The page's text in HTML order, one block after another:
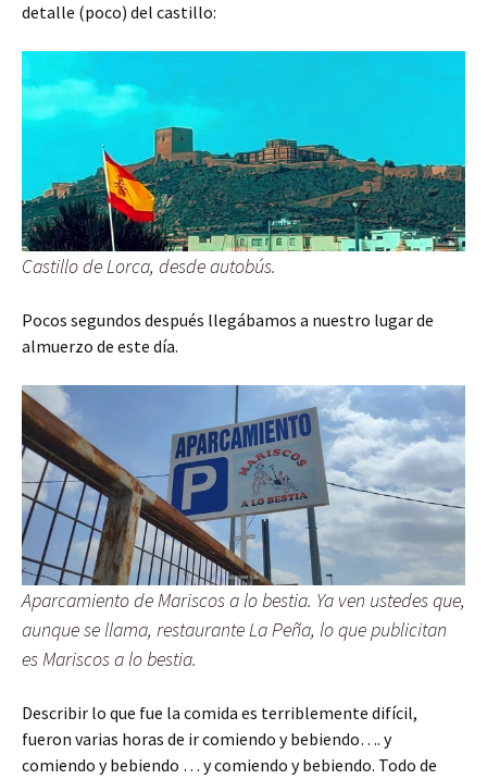
detalle (poco) del castillo:
Castillo de Lorca, desde autobús.
Pocos segundos después llegábamos a nuestro lugar de
almuerzo de este día.
Aparcamiento deMariscos a lo bestia. Ya ven ustedes que,
aunque se llama, restauranteLa Peña, lo que publicitan
es Mariscos a lo bestia.
Describir lo que fue la comida es terriblemente difícil,
fueron varias horas de ir comiendo y bebiendo…. y
comiendo y bebiendo … y comiendo y bebiendo. Todo de